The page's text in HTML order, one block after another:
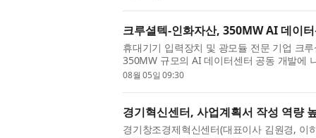
크루셜텍-인화자산, 350MW AI 데이
휴대기기 입력장치 및 광모듈 전문 기업 크
350MW 규모의 AI 데이터센터 공동 개발에
에서 인화자산과 ‘350MW AI 데이터센터 ...
08월 05일 09:30
경기혁신센터, 사업계획서 작성 역량
경기창조경제혁신센터(대표이사 김원경, 이